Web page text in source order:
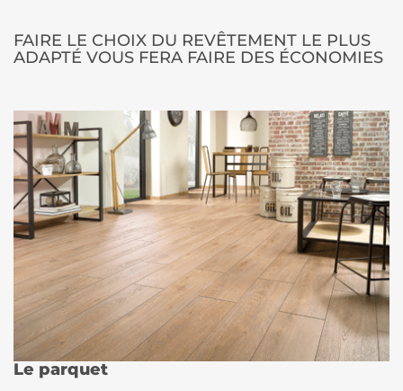
FAIRE LE CHOIX DU REVÊTEMENT LE PLUS
ADAPTÉ VOUS FERA FAIRE DES ÉCONOMIES
Le parquet